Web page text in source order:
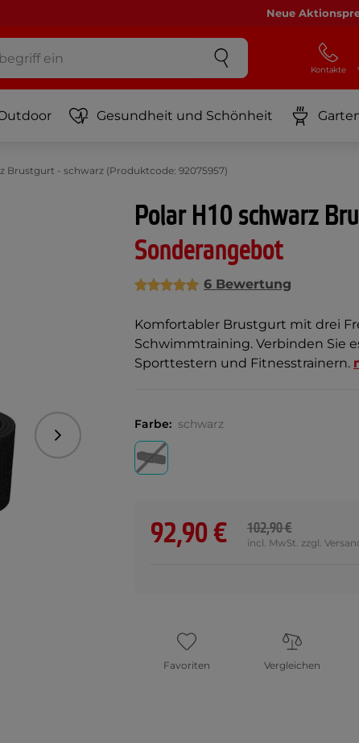
Neue
Kontakte
Gesundheit und Schönheit
Brustgurt - schwarz (Produktcode: 92075957)
Polar H10 schwarz
Sonderangebot
6 Bewertung
Komfortabler Brustgurt mit drei
Schwimmtraining. Verbinden Sie
Sporttestern und Fitnesstrainern.
Folgend
Farbe: schwarz
92,90 € 102,90 €
incl. MwSt. zzgl.
Favoriten Vergleichen